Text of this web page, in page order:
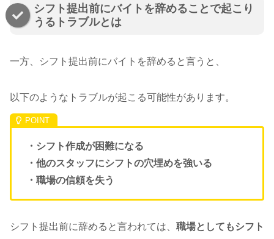
シフト提出前にバイトを辞めることで起こり
うるトラブルとは
一方、シフト提出前にバイトを辞めると言うと、
以下のようなトラブルが起こる可能性があります。
・シフト作成が困難になる
・他のスタッフにシフトの穴埋めを強いる
・職場の信頼を失う
シフト提出前に辞めると言われては、 職場としてもシフト